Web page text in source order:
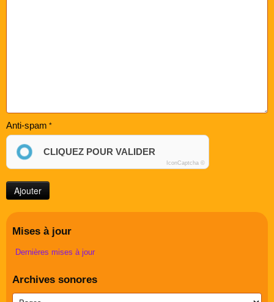
Anti-spam
CLIQUEZ POUR VALIDER
IconCaptcha ©
Mises à jour
Dernières mises à jour
Archives sonores